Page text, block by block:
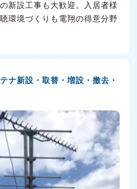
新設工事も大歓迎。入居者様
環境づくりも電翔の得意分野
ナ新設・取替・増設・撤去・